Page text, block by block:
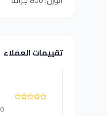
تقييمات العملاء
0 التقييمات